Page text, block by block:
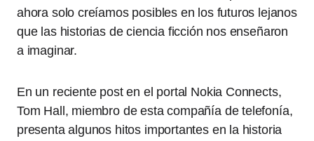
ahora solo creíamos posibles en los futuros lejanos
que las historias de ciencia ficción nos enseñaron
a imaginar.
En un reciente post en el portal Nokia Connects,
Tom Hall, miembro de esta compañía de telefonía,
presenta algunos hitos importantes en la historia